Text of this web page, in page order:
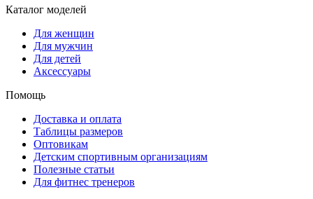
Каталог моделей
Для женщин
Для мужчин
Для детей
Аксессуары
Помощь
Доставка и оплата
Таблицы размеров
Оптовикам
Детским спортивным организациям
Полезные статьи
Для фитнес тренеров